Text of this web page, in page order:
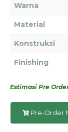
Warna
Material
Konstruksi
Finishing
Estimasi Pre
Pre-Order